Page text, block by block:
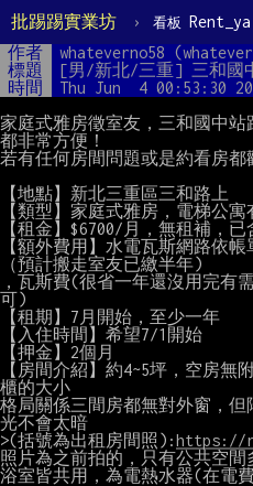
批踢踢實業坊 › 看板 Rent_ya
作者 whateverno58
標題
[男/新北/三重] 三和國
時間
Thu Jun  4 00:53:30
家庭式雅房徵室友，三和國中
都非常方便！
若有任何房間問題或是約看房都
【地點】新北三重區三和路上
【類型】家庭式雅房，電梯公
【租金】$6700/月，無租補，
【額外費用】水電瓦斯網路依
（預計搬走室友已繳半年)
，瓦斯費(很省一年還沒用完有
可)
【租期】7月開始，至少一年
【入住時間】希望7/1開始
【押金】2個月
【房間介紹】約4~5坪，空房無
櫃的大小
格局關係三間房都無對外窗，
光不會太暗
>(括號為出租房間照):https://
照片為之前拍的，只有公共空間
浴室皆共用，為電熱水器(在電